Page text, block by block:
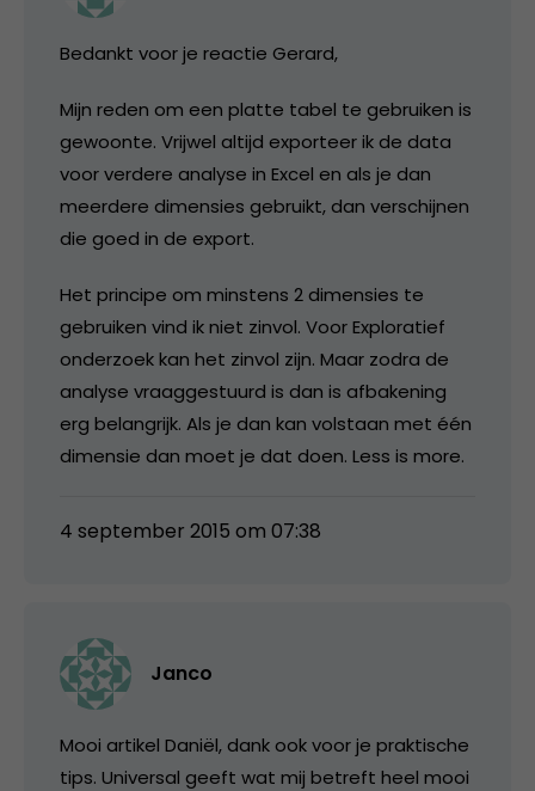
Bedankt voor je reactie Gerard,
Mijn reden om een platte tabel te gebruiken is
gewoonte. Vrijwel altijd exporteer ik de data
voor verdere analyse in Excel en als je dan
meerdere dimensies gebruikt, dan verschijnen
die goed in de export.
Het principe om minstens 2 dimensies te
gebruiken vind ik niet zinvol. Voor Exploratief
onderzoek kan het zinvol zijn. Maar zodra de
analyse vraaggestuurd is dan is afbakening
erg belangrijk. Als je dan kan volstaan met één
dimensie dan moet je dat doen. Less is more.
4 september 2015 om 07:38
Janco
Mooi artikel Daniël, dank ook voor je praktische
tips. Universal geeft wat mij betreft heel mooi